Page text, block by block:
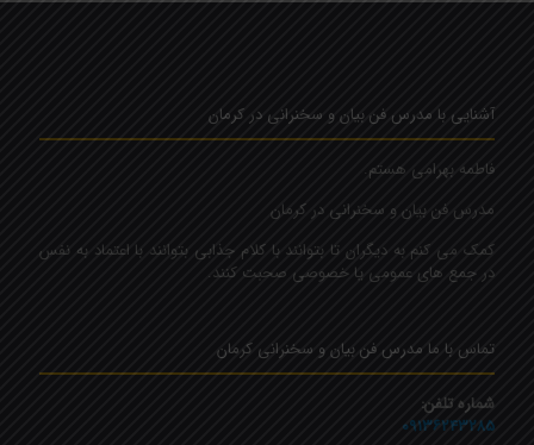
آشنایی با مدرس فن بیان و سخنرانی در کرمان
فاطمه بهرامی هستم.
مدرس فن بیان و سخنرانی در کرمان
کمک می کنم به دیگران تا بتوانند با کلام جذابی بتوانند با اعتماد به نفس
در جمع های عمومی یا خصوصی صحبت کنند.
تماس با ما مدرس فن بیان و سخنرانی کرمان
شماره تلفن:
۰۹۱۳۶۲۴۳۲۸۵